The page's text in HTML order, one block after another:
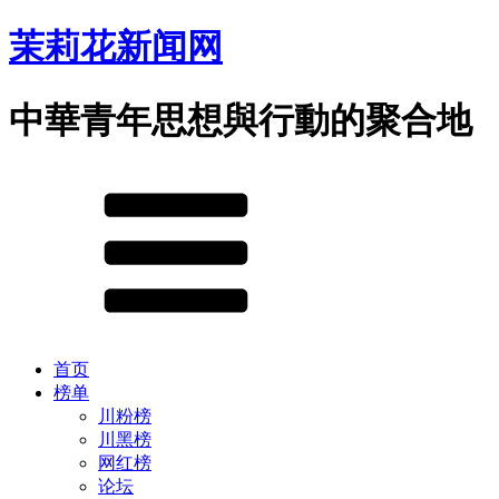
茉莉花新闻网
中華青年思想與行動的聚合地
首页
榜单
川粉榜
川黑榜
网红榜
论坛